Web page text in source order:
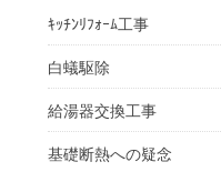
ｷｯﾁﾝﾘﾌｫｰﾑ工事
白蟻駆除
給湯器交換工事
基礎断熱への疑念